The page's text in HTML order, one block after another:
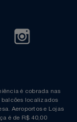
é cobrada nas
balcões localizados
Aeroportos e Lojas
é de R$ 40,00